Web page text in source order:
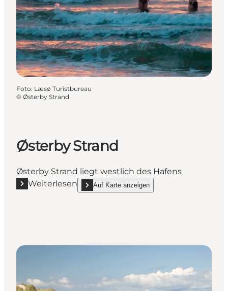
Foto: Læsø Turistbureau
© Østerby Strand
Østerby Strand
Østerby Strand liegt westlich des Hafens
Weiterlesen
Mehr erfahren "Østerby Strand"
Auf Karte anzeigen
show Østerby Strand on_map